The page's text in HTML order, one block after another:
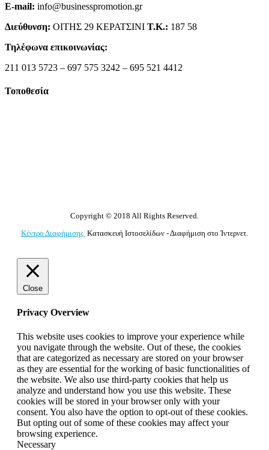
E-mail: info@businesspromotion.gr
Διεύθυνση: ΟΙΤΗΣ 29 ΚΕΡΑΤΣΙΝΙ Τ.Κ.: 187 58
Τηλέφωνα επικοινωνίας:
211 013 5723 – 697 575 3242 – 695 521 4412
Τοποθεσία
Copyright © 2018 All Rights Reserved.
Κέντρο Διαφήμισης Κατασκευή Ιστοσελίδων - Διαφήμιση στο Ίντερνετ.
Close
Privacy Overview
This website uses cookies to improve your experience while
you navigate through the website. Out of these, the cookies
that are categorized as necessary are stored on your browser
as they are essential for the working of basic functionalities of
the website. We also use third-party cookies that help us
analyze and understand how you use this website. These
cookies will be stored in your browser only with your
consent. You also have the option to opt-out of these cookies.
But opting out of some of these cookies may affect your
browsing experience.
Necessary